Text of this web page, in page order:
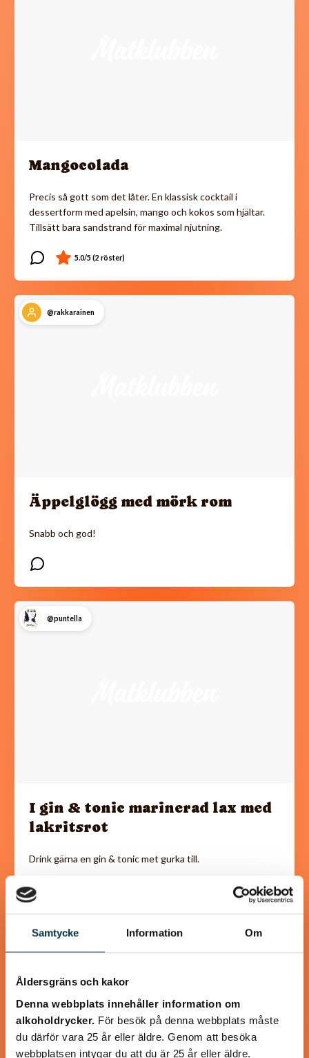
Samtycke Information Om
Åldersgräns och kakor
Denna webbplats innehåller information om
alkoholdrycker. För besök på denna webbplats måste
du därför vara 25 år eller äldre. Genom att besöka
webbplatsen intygar du att du är 25 år eller äldre.
Mangocolada
Precis så gott som det låter. En klassisk cocktail i
dessertform med apelsin, mango och kokos som hjältar.
Tillsätt bara sandstrand för maximal njutning.
@rakkarainen
Äppelglögg med mörk rom
Snabb och god!
@puntella
I gin & tonic marinerad lax med
lakritsrot
Drink gärna en gin & tonic met gurka till.